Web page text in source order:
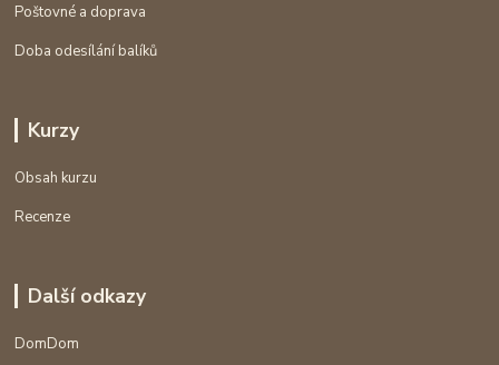
Poštovné a doprava
Doba odesílání balíků
Kurzy
Obsah kurzu
Recenze
Další odkazy
DomDom